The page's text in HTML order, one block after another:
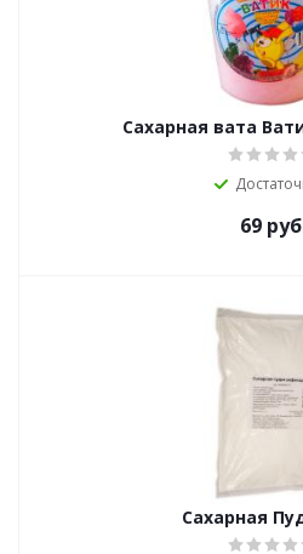
Сахарная вата
69
Сахарная